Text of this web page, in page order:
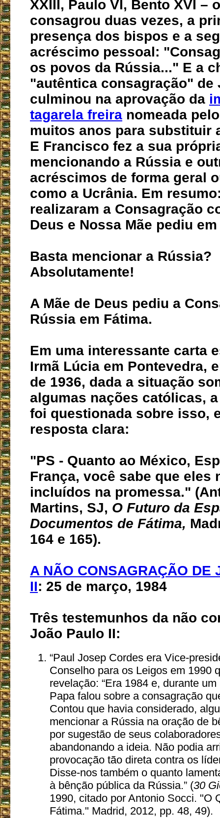
XXIII, Paulo VI, Bento XVI –
consagrou duas vezes, a
presença dos bispos e a
acréscimo pessoal:
os povos da Rússia..." E a
"autêntica consagração" de
culminou na aprovação da
tagarela freira nomeada
muitos anos para substituir
E Francisco fez a sua
mencionando a Rússia e
acréscimos de forma geral
como a Ucrânia. Em
realizaram a Consagração
Deus e Nossa Mãe pediu
Basta mencionar a Rússia?
Absolutamente!
A Mãe de Deus pediu a
Rússia em Fátima.
Em uma interessante carta
Irmã Lúcia em Pontevedra,
de 1936, dada a situação
algumas nações católicas,
foi questionada sobre isso,
resposta clara:
"PS - Quanto ao México,
França, você sabe que eles
incluídos na promessa."
Martins, SJ, O Futuro da
Documentos de Fátima,
164 e 165).
A NÃO CONSAGRAÇÃO DE
II: 25 de março, 1984
Três testemunhos da não
João Paulo II:
“Paul Josep Cordes era Vice-
Conselho para os Leigos em 1990
revelação: “Era 1984 e, durante
Papa falou sobre a consagração
Contou que havia considerado,
mencionar a Rússia na oração de
por sugestão de seus
abandonando a ideia. Não podia
provocação tão direta contra os
Disse-nos também o quanto
à bênção pública da Rússia.” (30
1990, citado por Antonio Socci. "O
Fátima." Madrid, 2012, pp. 48, 49).